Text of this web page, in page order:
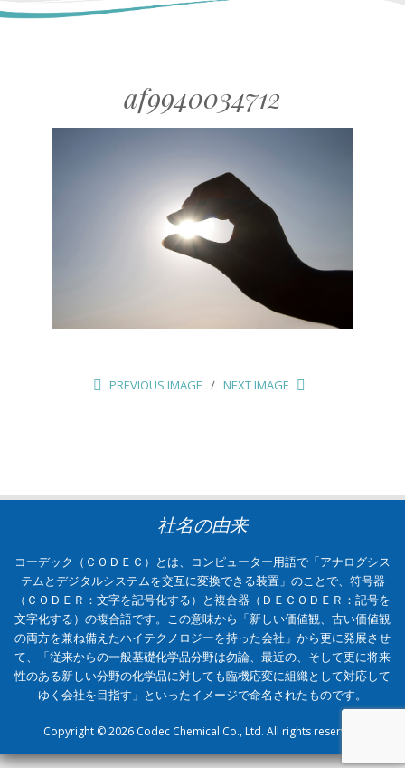
af9940034712
PREVIOUS IMAGE NEXT IMAGE
社名の由来
コーデック（ＣＯＤＥＣ）とは、コンピューター用語で「アナログシス
テムとデジタルシステムを交互に変換できる装置」のことで、符号器
（ＣＯＤＥＲ：文字を記号化する）と複合器（ＤＥＣＯＤＥＲ：記号を
文字化する）の複合語です。この意味から「新しい価値観、古い価値観
の両方を兼ね備えたハイテクノロジーを持った会社」から更に発展させ
て、「従来からの一般基礎化学品分野は勿論、最近の、そして更に将来
性のある新しい分野の化学品に対しても臨機応変に組織として対応して
ゆく会社を目指す」といったイメージで命名されたものです。
Copyright © 2026 Codec Chemical Co., Ltd. All rights reserved.